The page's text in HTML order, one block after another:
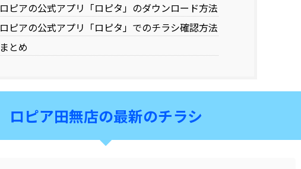
ロピアの公式アプリ「ロピタ」のダウンロード方法
ロピアの公式アプリ「ロピタ」でのチラシ確認方法
まとめ
ロピア田無店の最新のチラシ